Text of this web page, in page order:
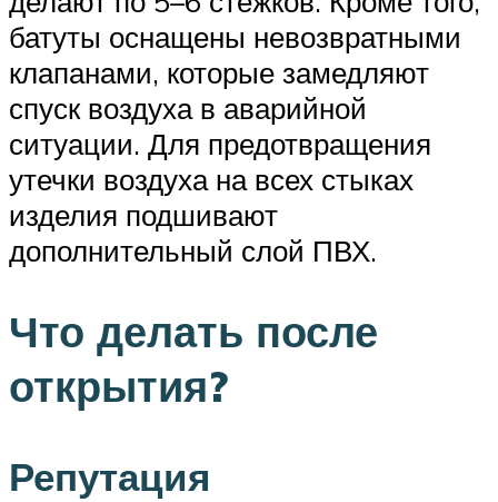
батуты оснащены невозвратными
клапанами, которые замедляют
спуск воздуха в аварийной
ситуации. Для предотвращения
утечки воздуха на всех стыках
изделия подшивают
дополнительный слой ПВХ.
Что делать после
открытия?
Репутация